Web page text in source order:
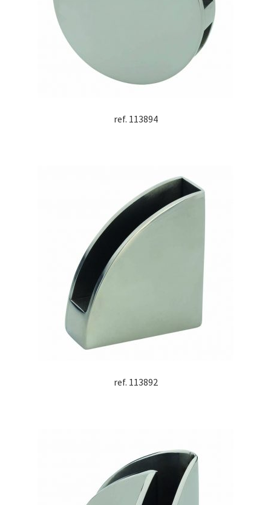
ref. 113894
ref. 113892